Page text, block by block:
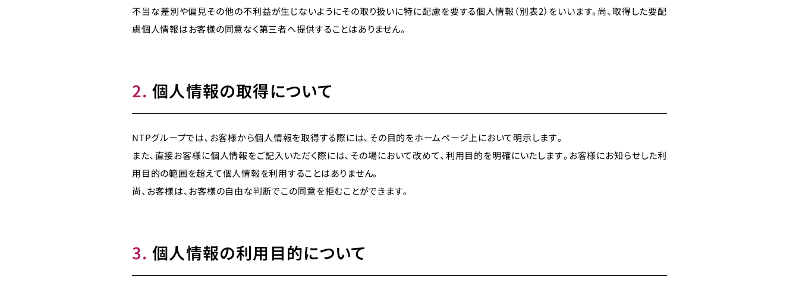
不当な差別や偏見その他の不利益が生じないようにその取り扱いに特に配慮を要する個人情報（別表2）をいいます。尚、取得した要配
慮個人情報はお客様の同意なく第三者へ提供することはありません。
2. 個人情報の取得について
NTPグループでは､お客様から個人情報を取得する際には､その目的をホームページ上において明示します｡
また､直接お客様に個人情報をご記入いただく際には､その場において改めて､利用目的を明確にいたします｡お客様にお知らせした利
用目的の範囲を超えて個人情報を利用することはありません｡
尚、お客様は､お客様の自由な判断でこの同意を拒むことができます｡
3. 個人情報の利用目的について